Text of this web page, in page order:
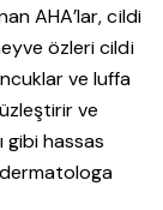
AHA’lar, cildi
özleri cildi
ve luffa
ve
gibi hassas